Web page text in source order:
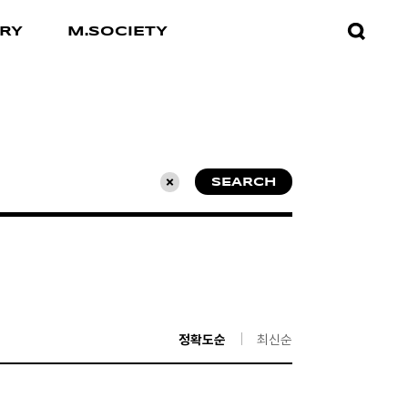
M.SOCIETY
초기화 SEARCH
정확도순 최신순